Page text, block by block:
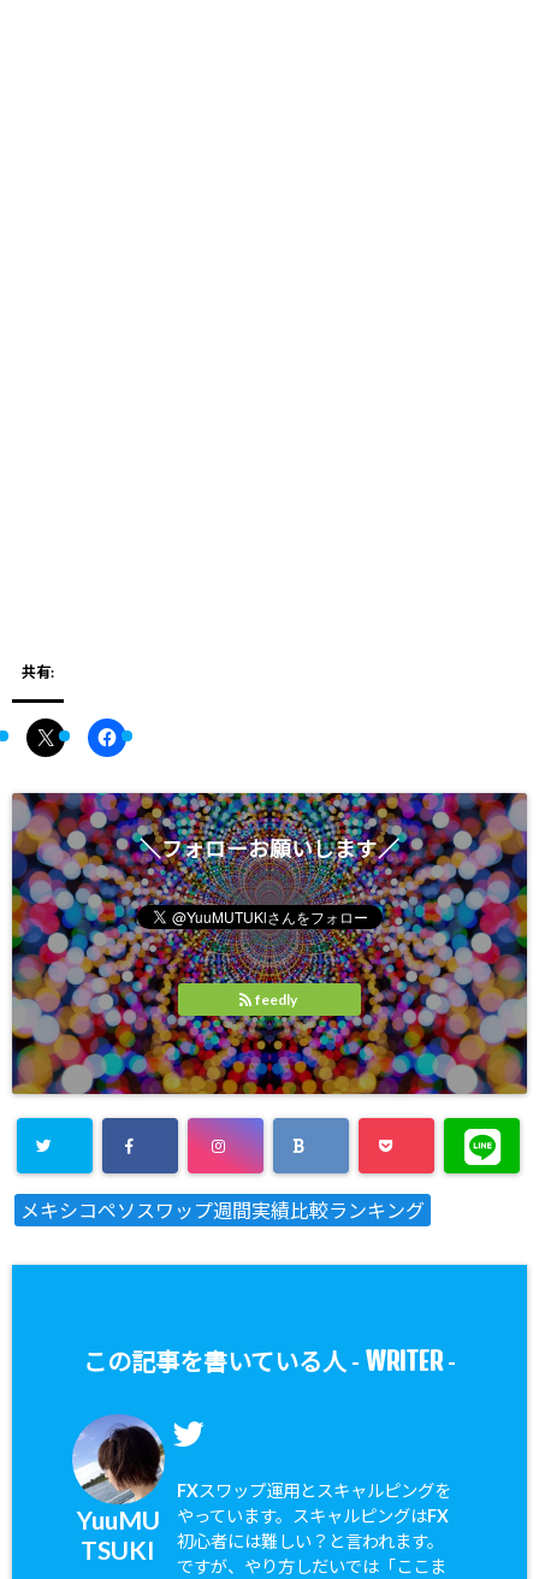
共有:
＼フォローお願いします／
feedly
メキシコペソスワップ週間実績比較ランキング
この記事を書いている人 - WRITER -
YuuMU
TSUKI
FXスワップ運用とスキャルピングを
やっています。スキャルピングはFX
初心者には難しい？と言われます。
ですが、やり方しだいでは「ここま